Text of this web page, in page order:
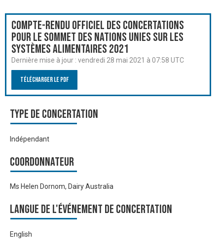
Compte-rendu officiel des Concertations
pour le Sommet des Nations Unies sur les
systèmes alimentaires 2021
Dernière mise à jour : vendredi 28 mai 2021 à 07:58 UTC
Télécharger le PDF
Type de Concertation
Indépendant
Coordonnateur
Ms Helen Dornom, Dairy Australia
Langue de l'événement de Concertation
English